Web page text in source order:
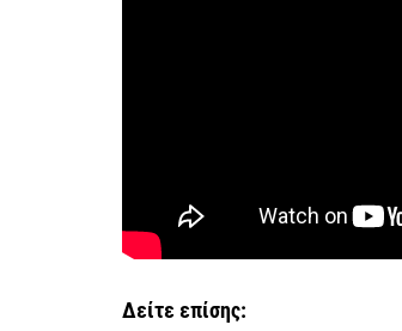
Δείτε επίσης: